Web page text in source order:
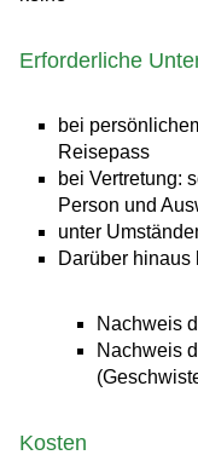
Erforderliche
bei
Reisepass
bei Vertretung:
Person und
unter
Darüber hinaus
Nachweis
Nachweis
Kosten